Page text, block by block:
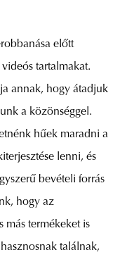
előtt
tartalmakat.
annak, hogy átadjuk
a közönséggel.
hűek maradni a
lenni, és
bevételi forrás
hogy az
más termékeket is
találnak,